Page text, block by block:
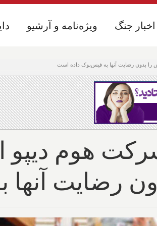
بدون رضایت آنها به فیس‌بوک داده است
ویژه‌نامه و آرشیو اخبار جنگ ویژه‌نامه و آرشیو اخبار جنگ
هوم
رضایت